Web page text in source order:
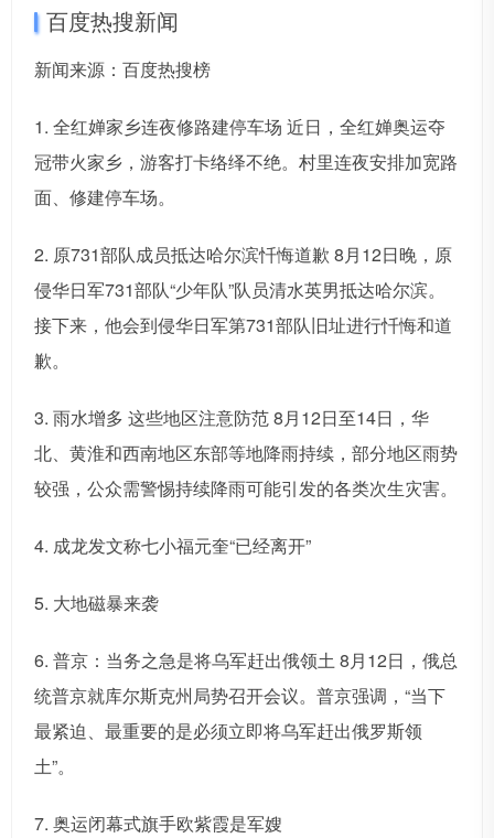
百度热搜新闻
新闻来源：百度热搜榜
1. 全红婵家乡连夜修路建停车场 近日，全红婵奥运夺
冠带火家乡，游客打卡络绎不绝。村里连夜安排加宽路
面、修建停车场。
2. 原731部队成员抵达哈尔滨忏悔道歉 8月12日晚，原
侵华日军731部队“少年队”队员清水英男抵达哈尔滨。
接下来，他会到侵华日军第731部队旧址进行忏悔和道
歉。
3. 雨水增多 这些地区注意防范 8月12日至14日，华
北、黄淮和西南地区东部等地降雨持续，部分地区雨势
较强，公众需警惕持续降雨可能引发的各类次生灾害。
4. 成龙发文称七小福元奎“已经离开”
5. 大地磁暴来袭
6. 普京：当务之急是将乌军赶出俄领土 8月12日，俄总
统普京就库尔斯克州局势召开会议。普京强调，“当下
最紧迫、最重要的是必须立即将乌军赶出俄罗斯领
土”。
7. 奥运闭幕式旗手欧紫霞是军嫂